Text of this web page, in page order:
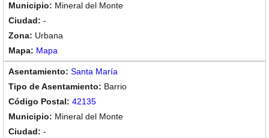
Mineral del Monte
-
Urbana
Mapa
Santa María
Barrio
42135
Mineral del Monte
-